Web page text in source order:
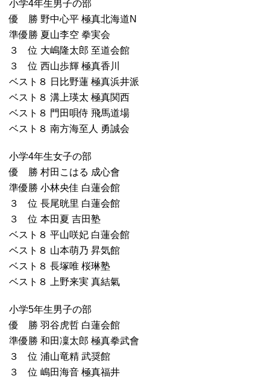
小学4年生男子の部
優 勝 野中心平 極真北海道N
準優勝 夏山李空 拳実会
３ 位 大嶋隆太郎 至道会館
３ 位 西山歩輝 極真香川
ベスト８ 日比野蓮 極真浜井派
ベスト８ 溝上瑛太 極真関西
ベスト８ 門田唄侍 飛馬道場
ベスト８ 南方海至人 勇誠会
小学4年生女子の部
優 勝 村田こはる 成心會
準優勝 小林央佳 白蓮会館
３ 位 長尾晄里 白蓮会館
３ 位 本田夏 吉田塾
ベスト８ 平山咲妃 白蓮会館
ベスト８ 山本萌乃 昇気館
ベスト８ 長塚唯 桜琳塾
ベスト８ 上野来実 真結氣
小学5年生男子の部
優 勝 羽谷虎哲 白蓮会館
準優勝 和田凜太郎 極真拳武會
３ 位 浦山竜精 武奨館
３ 位 嶋田海音 極真福井